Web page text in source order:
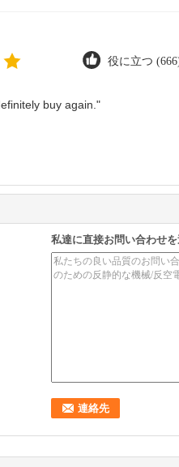
役に立つ
buy again."
私達に直接お問い合わせ